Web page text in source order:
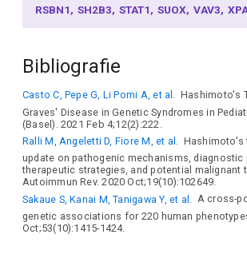
RSBN1 SH2B3 STAT1 SUOX VAV3
Bibliografie
Casto C, Pepe G, Li Pomi A, et al. Hashimoto's
Graves' Disease in Genetic Syndromes in
(Basel). 2021 Feb 4;12(2):222.
Ralli M, Angeletti D, Fiore M, et al.
Hashimoto's
update on pathogenic mechanisms,
therapeutic strategies, and potential malignant
Autoimmun Rev. 2020 Oct;19(10):102649.
Sakaue S, Kanai M, Tanigawa Y, et al.
A cross-
genetic associations for 220 human
Oct;53(10):1415-1424.